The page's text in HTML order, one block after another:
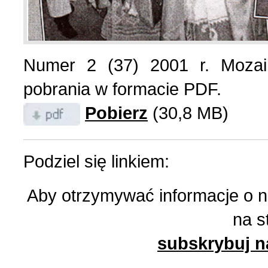
List do redakcji (7)
Literatura (2)
Losy Polaków
Losy rodzin polskich (3)
Mozaika na wsi (1)
Mozaika w PDF (47)
1 (156) 2024 r. (5)
4 (155) 2023 r. (1)
3 (154) 2023 r. (1)
2 (153) 2023 r. (1)
1 (152) 2023 r. (9)
4 (151) 2022 r. (2)
Numer 2 (37) 2001 r.
pobrania w formacie PDF.
Pobierz (30,8 MB)
Podziel się linkiem:
Aby otrzymywać informacje o
na
subskrybuj